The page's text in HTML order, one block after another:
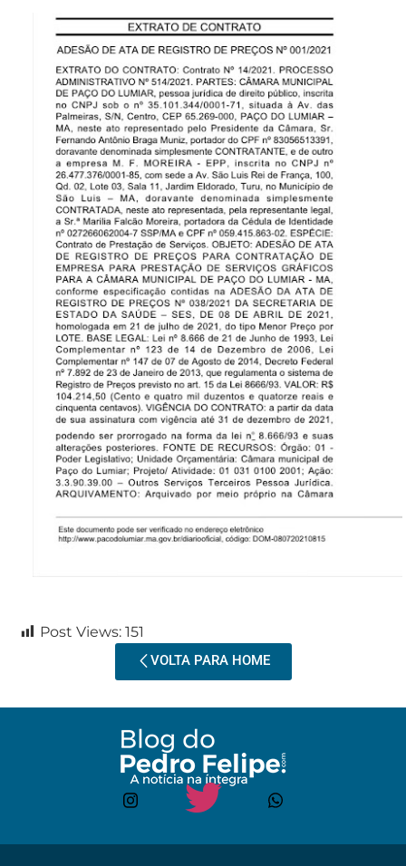
Post Views: 151
VOLTA PARA HOME